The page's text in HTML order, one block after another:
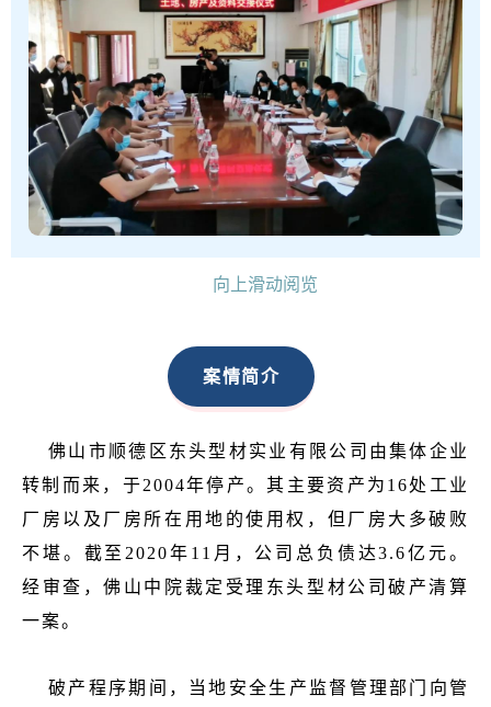
向上滑动阅览
案情简介
佛山市顺德区东头型材实业有限公司由集体企业
转制而来，于2004年停产。其主要资产为16处工业
厂房以及厂房所在用地的使用权，但厂房大多破败
不堪。截至2020年11月，公司总负债达3.6亿元。
经审查，佛山中院裁定受理东头型材公司破产清算
一案。
破产程序期间，当地安全生产监督管理部门向管